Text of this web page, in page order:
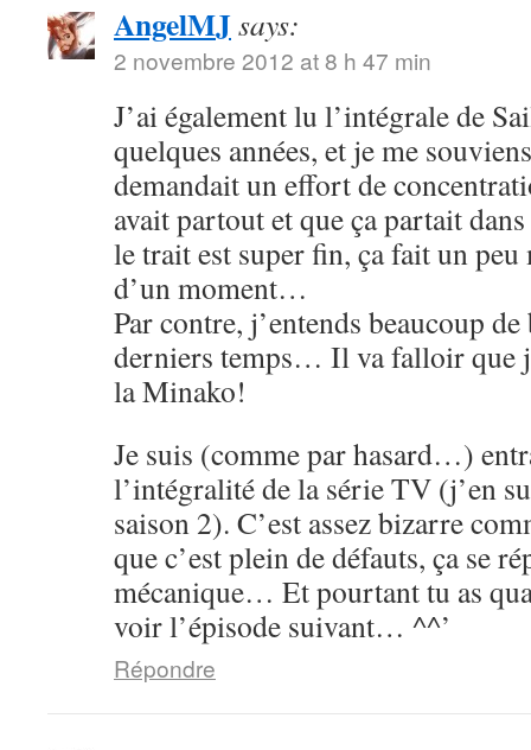
AngelMJsays:
2 novembre 2012 at 8 h 47 min
J’ai également lu l’intégrale de
quelques années, et je me
demandait un effort de
avait partout et que ça partait
le trait est super fin, ça fait un
d’un moment…
Par contre, j’entends beaucoup
derniers temps… Il va falloir que
la Minako!
Je suis (comme par hasard…)
l’intégralité de la série TV (j’en
saison 2). C’est assez bizarre
que c’est plein de défauts, ça se
mécanique… Et pourtant tu as
voir l’épisode suivant… ^^’
Répondre